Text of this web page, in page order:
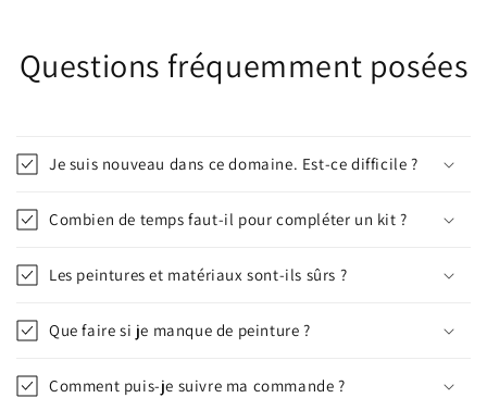
Questions fréquemment posées
Je suis nouveau dans ce domaine. Est-ce difficile ?
Combien de temps faut-il pour compléter un kit ?
Les peintures et matériaux sont-ils sûrs ?
Que faire si je manque de peinture ?
Comment puis-je suivre ma commande ?